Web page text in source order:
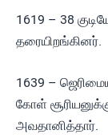
1619 – 38
தரையிறங்கினர்.
1639 –
கோள்
அவதானித்தார்.